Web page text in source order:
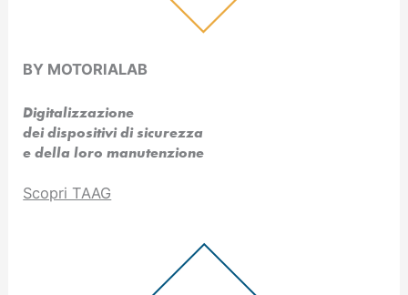
BY MOTORIALAB
Digitalizzazione
dei dispositivi di sicurezza
e della loro manutenzione
Scopri TAAG